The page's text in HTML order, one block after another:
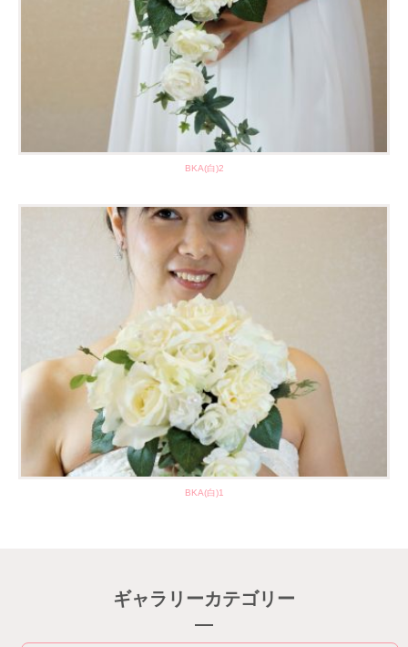
BKA(白)2
BKA(白)1
ギャラリーカテゴリー